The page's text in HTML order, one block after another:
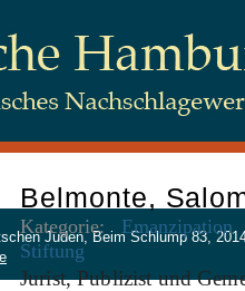
Belmonte,
Kategorie:
Emanzipation
Stiftung
Jurist, Publizist und
Juden, Beim Schlump 83,